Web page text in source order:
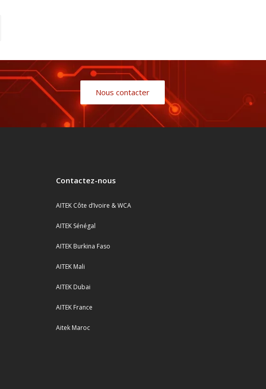
Nous contacter
Contactez-nous
AITEK Côte d’Ivoire & WCA
AITEK Sénégal
AITEK Burkina Faso
AITEK Mali
AITEK Dubai
AITEK France
Aitek Maroc